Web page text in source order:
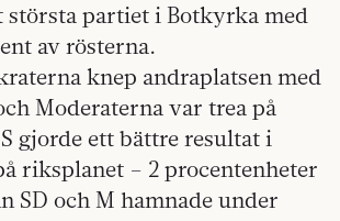
största partiet i Botkyrka med
av rösterna.
knep andraplatsen med
Moderaterna var trea på
gjorde ett bättre resultat i
riksplanet – 2 procentenheter
SD och M hamnade under